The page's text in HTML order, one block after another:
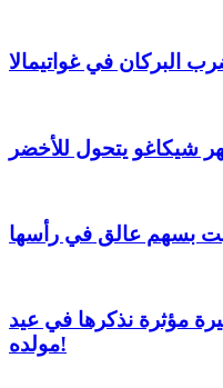
البركان في غواتيمالا
شيكاغو يتحول للأخضر
بسهم عالق في رأسها
مؤثرة نذكرها في عيد
مولده!